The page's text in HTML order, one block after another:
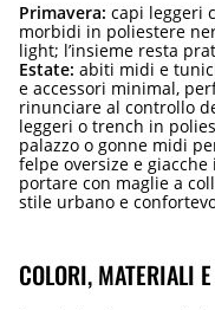
Primavera: capi leggeri
morbidi in poliestere
light; l’insieme resta
Estate: abiti midi e
e accessori minimal,
rinunciare al controllo
leggeri o trench in
palazzo o gonne midi
felpe oversize e
portare con maglie a
stile urbano e
COLORI, MATERIALI